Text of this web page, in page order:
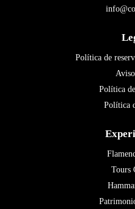
Política de
Política
Política
Tours